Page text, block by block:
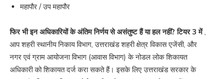
महापौर / उप महापौर
फिर भी इन अधिकारियों के अंतिम निर्णय से असंतुष्ट हैं या हल नहीं? टियर 3 में,
आप शहरी स्थानीय निकाय विभाग, उत्तराखंड शहरी क्षेत्र विकास एजेंसी, और
नगर एवं ग्राम आयोजना विभाग (आवास विभाग) के नोडल लोक शिकायत
अधिकारी को शिकायत दर्ज करा सकते हैं। इसके लिए उत्तराखंड सरकार के